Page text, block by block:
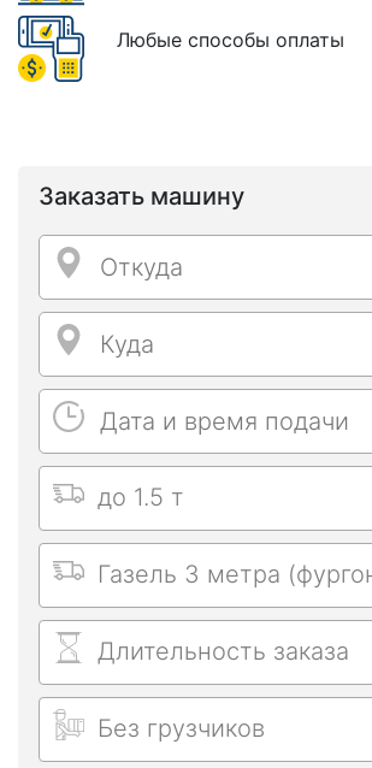
Любые способы оплаты
Заказать машину